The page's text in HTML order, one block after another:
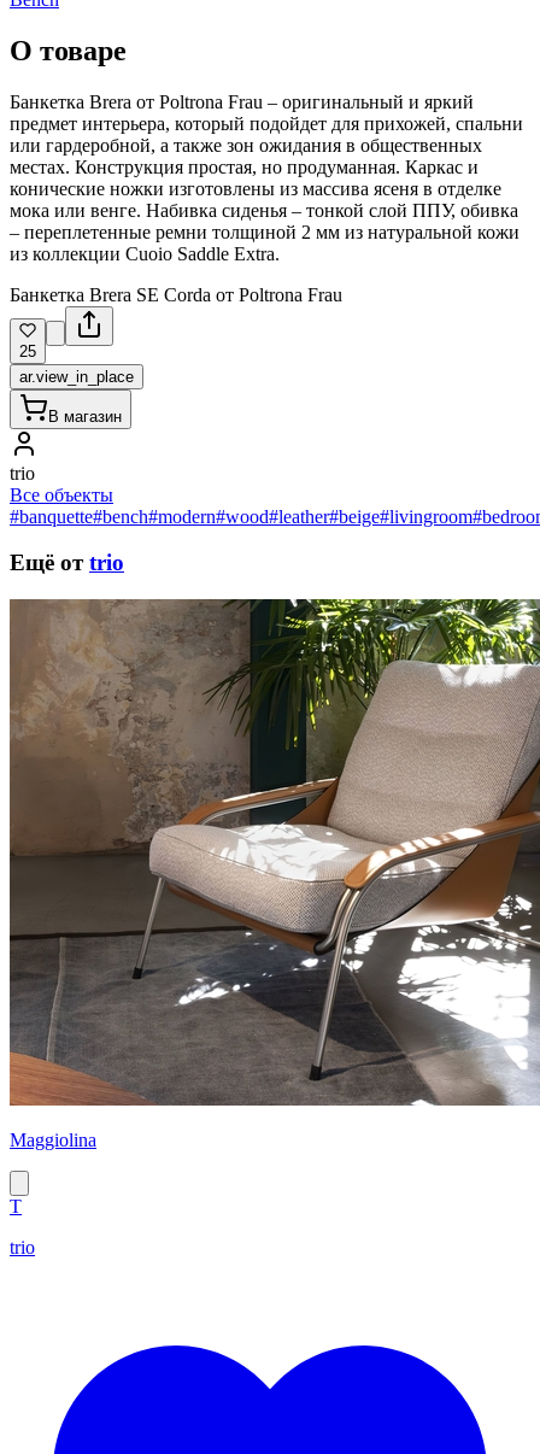
О товаре
Банкетка Brera от Poltrona Frau – оригинальный и яркий
предмет интерьера, который подойдет для прихожей, спальни
или гардеробной, а также зон ожидания в общественных
местах. Конструкция простая, но продуманная. Каркас и
конические ножки изготовлены из массива ясеня в отделке
мока или венге. Набивка сиденья – тонкой слой ППУ, обивка
– переплетенные ремни толщиной 2 мм из натуральной кожи
из коллекции Cuoio Saddle Extra.
Банкетка Brera SE Corda от Poltrona Frau
25
ar.view_in_place
В магазин
trio
Все объекты
#banquette#bench#modern#wood#leather#beige#livingroom
Ещё от trio
Maggiolina
T
trio